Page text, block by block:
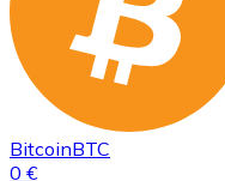
BitcoinBTC
0 €